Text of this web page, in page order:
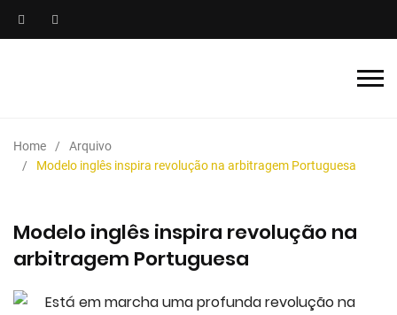
Home
Arquivo
Modelo inglês inspira revolução na arbitragem Portuguesa
Modelo inglês inspira revolução na
arbitragem Portuguesa
Está em marcha uma profunda revolução na